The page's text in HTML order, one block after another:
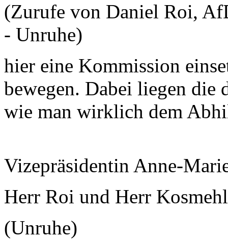
(Zurufe von Daniel Roi,
- Unruhe)
hier eine Kommission
bewegen. Dabei liegen die
wie man wirklich dem
Vizepräsidentin Anne-
Herr Roi und Herr
(Unruhe)